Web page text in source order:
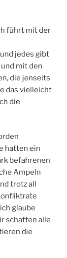
führt mit der
jedes gibt
mit den
die jenseits
das vielleicht
die
hatten ein
befahrenen
Ampeln
trotz all
glaube
schaffen alle
die